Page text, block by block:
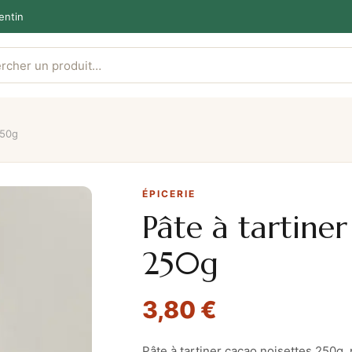
ÉPICERIE
Pâte à
250g
3,80 €